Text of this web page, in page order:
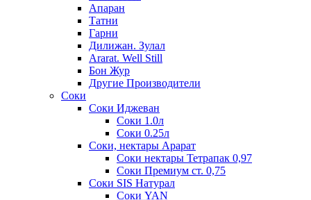
Апаран
Татни
Гарни
Дилижан. Зулал
Ararat. Well Still
Бон Жур
Другие Производители
Соки
Соки Иджеван
Соки 1.0л
Соки 0.25л
Соки, нектары Арарат
Соки нектары Тетрапак 0,97
Соки Премиум ст. 0,75
Соки SIS Натурал
Соки YAN